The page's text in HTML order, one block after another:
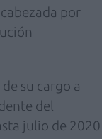
por
su cargo a
del
julio de 2020